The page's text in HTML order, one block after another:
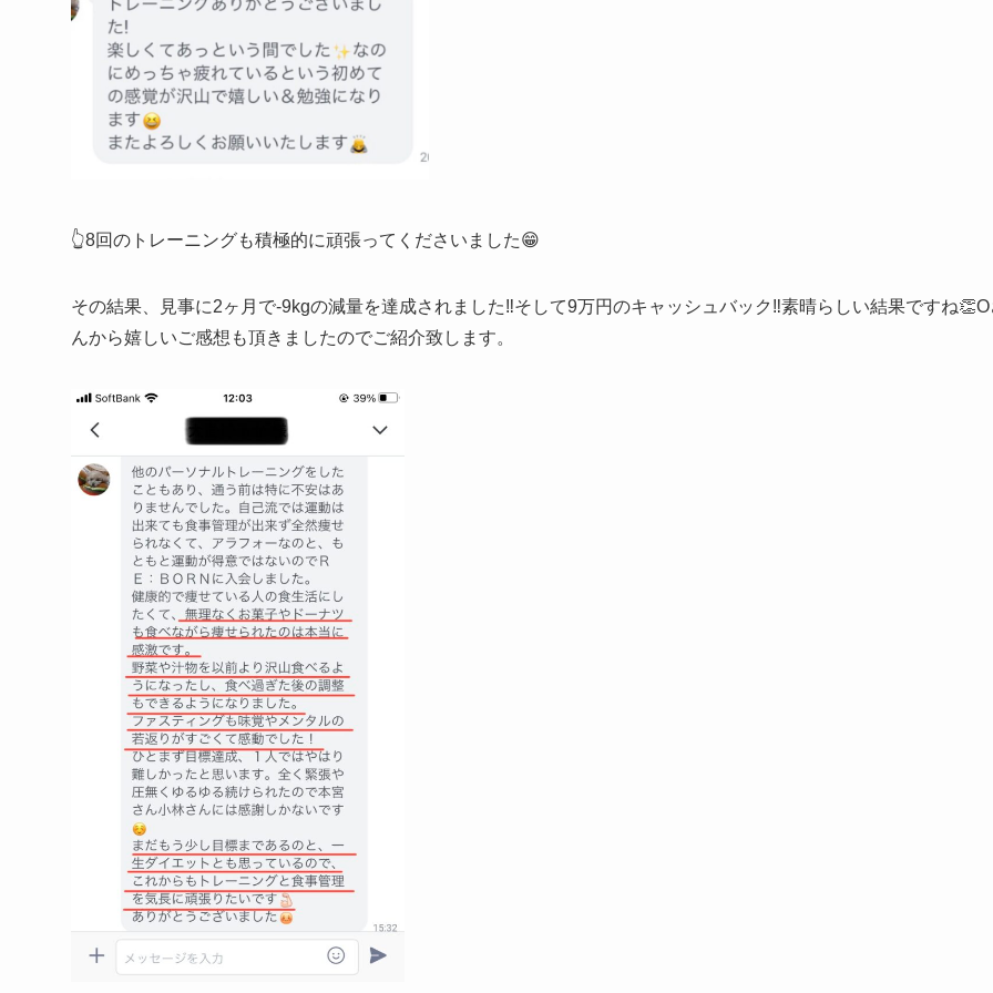
👆8回のトレーニングも積極的に頑張ってくださいました😁
その結果、見事に2ヶ月で-9kgの減量を達成されました‼️そして9万円のキャッシュバック‼️素晴らしい結果ですね👏O
んから嬉しいご感想も頂きましたのでご紹介致します。